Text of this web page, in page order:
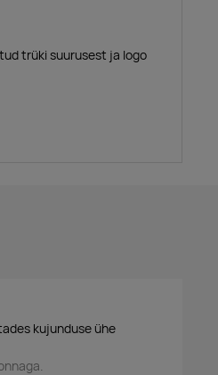
trüki suurusest ja logo
kujunduse ühe